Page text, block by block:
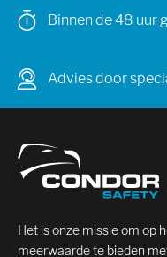
Binnen de 48 uur
Advies door
Het is onze missie om op
meerwaarde te bieden